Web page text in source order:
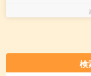
検